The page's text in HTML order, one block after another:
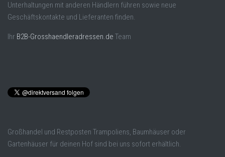
Unterhaltungen mit anderen Händlern führen sowie neue
Geschäftskontakte und Lieferanten finden.
Ihr B2B-Grosshaendleradressen.de Team
Großhandel und Restposten Trampoliens, Baumhäuser oder
Gartenhäuser für deinen Hof sind bei uns sofort erhältlich.